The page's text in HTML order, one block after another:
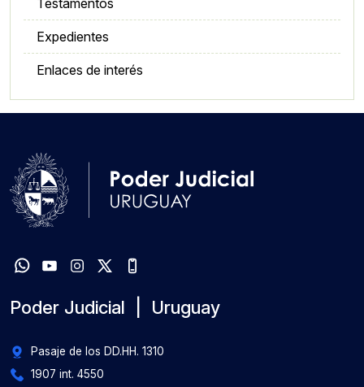
Expedientes
Enlaces de interés
Poder Judicial | Uruguay
Pasaje de los DD.HH. 1310
1907 int. 4550